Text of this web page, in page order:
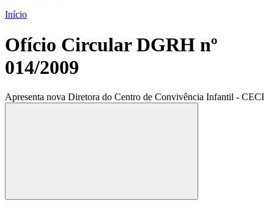
Início
Ofício Circular DGRH nº
014/2009
Apresenta nova Diretora do Centro de Convivência Infantil - CECI
Compartilhar